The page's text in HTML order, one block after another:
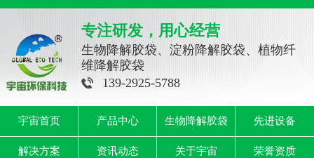
专注研发，用心经营
生物降解胶袋、淀粉降解胶袋、植物纤
维降解胶袋
139-2925-5788
宇宙首页 产品中心 生物降解胶袋 先进设备
解决方案 资讯动态 关于宇宙 荣誉资质